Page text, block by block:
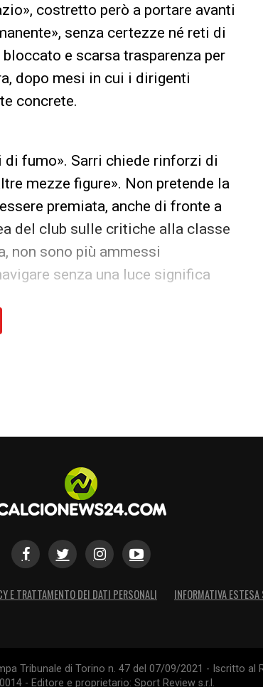
costretto però a portare avanti
senza certezze né reti di
e scarsa trasparenza per
dopo mesi in cui i dirigenti
concrete.
di fumo». Sarri chiede rinforzi di
mezze figure». Non pretende la
premiata, anche di fronte a
del club sulle critiche alla classe
non sono più ammessi
senza una luce significa
del giorno sul massimo
E TRATTAMENTO DEI DATI PERSONALI INFORMATIVA
Tribunale di Torino n. 47 del 07/09/2021 - Iscritto al
- Editore e proprietario: Sport Review s.r.l.